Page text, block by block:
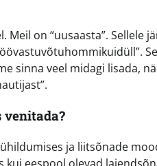
on “uusaasta”. Sellele
sinna veel midagi lisada,
ja liitsõnade